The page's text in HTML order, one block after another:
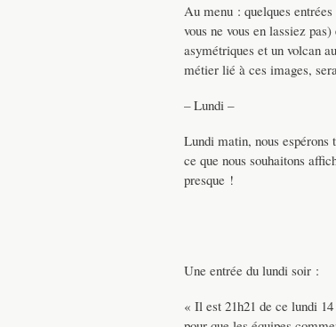
Au menu : quelques
vous ne vous en lassiez
asymétriques et un volcan
métier lié à ces images,
– Lundi –
Lundi matin, nous espérons
ce que nous souhaitons
presque !
Une entrée du lundi soir :
« Il est 21h21 de ce lundi